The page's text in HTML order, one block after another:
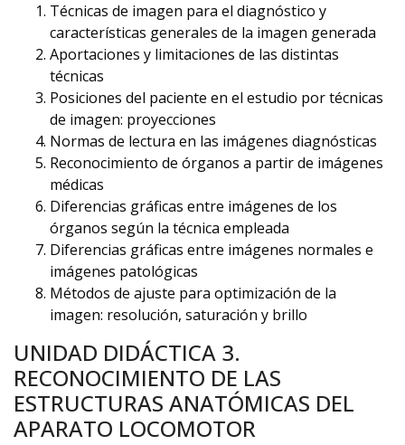
Técnicas de imagen para el diagnóstico y
características generales de la imagen generada
Aportaciones y limitaciones de las distintas
técnicas
Posiciones del paciente en el estudio por técnicas
de imagen: proyecciones
Normas de lectura en las imágenes diagnósticas
Reconocimiento de órganos a partir de imágenes
médicas
Diferencias gráficas entre imágenes de los
órganos según la técnica empleada
Diferencias gráficas entre imágenes normales e
imágenes patológicas
Métodos de ajuste para optimización de la
imagen: resolución, saturación y brillo
UNIDAD DIDÁCTICA 3.
RECONOCIMIENTO DE LAS
ESTRUCTURAS ANATÓMICAS DEL
APARATO LOCOMOTOR